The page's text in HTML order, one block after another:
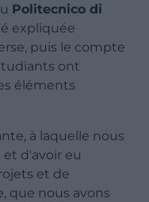
Politecnico di
expliquée
puis le compte
ont
éléments
à laquelle nous
d'avoir eu
et de
que nous avons